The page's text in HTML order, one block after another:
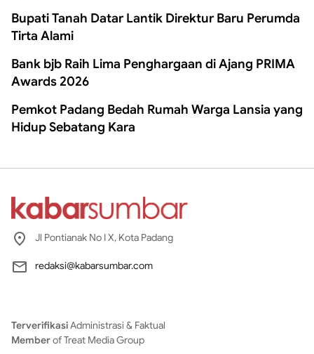
Bupati Tanah Datar Lantik Direktur Baru Perumda
Tirta Alami
Bank bjb Raih Lima Penghargaan di Ajang PRIMA
Awards 2026
Pemkot Padang Bedah Rumah Warga Lansia yang
Hidup Sebatang Kara
Jl Pontianak No I X, Kota Padang
redaksi@kabarsumbar.com
TerverifikasiAdministrasi & Faktual
Memberof Treat Media Group